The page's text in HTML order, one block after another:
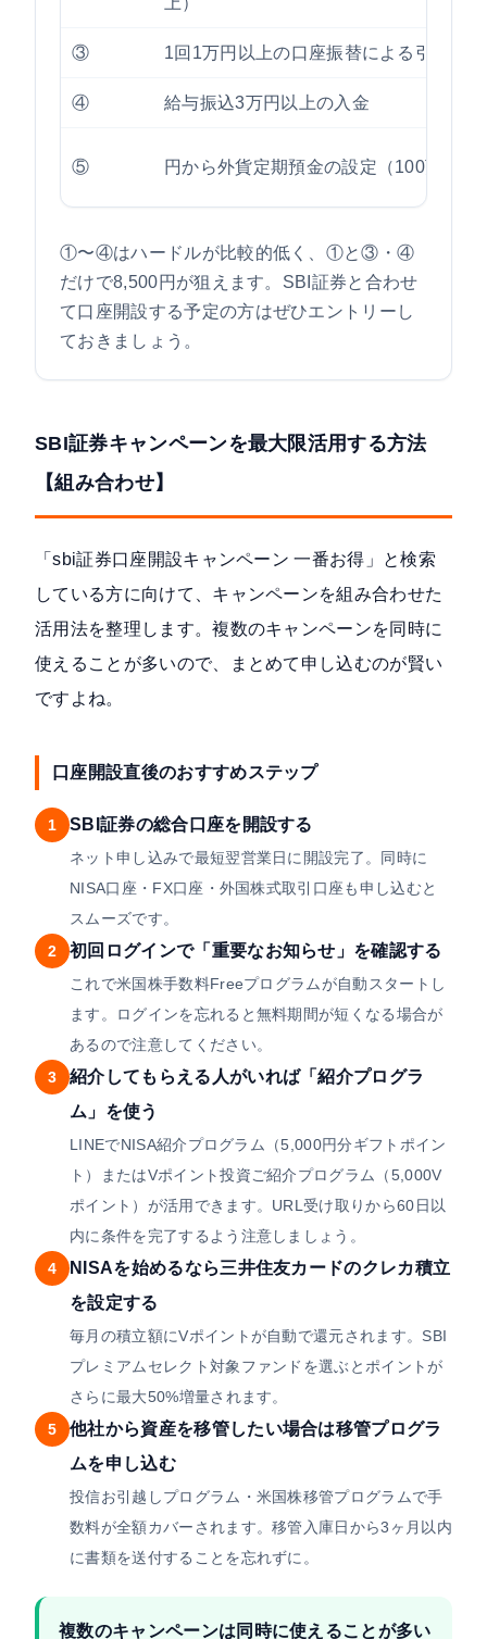
③ 1回1万円以上の口座振替による引き落
④ 給与振込3万円以上の入金
⑤ 円から外貨定期預金の設定（100万円以
①〜④はハードルが比較的低く、①と③・④
だけで8,500円が狙えます。SBI証券と合わせ
て口座開設する予定の方はぜひエントリーし
ておきましょう。
SBI証券キャンペーンを最大限活用する方法
【組み合わせ】
「sbi証券口座開設キャンペーン 一番お得」と検索
している方に向けて、キャンペーンを組み合わせた
活用法を整理します。複数のキャンペーンを同時に
使えることが多いので、まとめて申し込むのが賢い
ですよね。
口座開設直後のおすすめステップ
1 SBI証券の総合口座を開設する
ネット申し込みで最短翌営業日に開設完了。同時に
NISA口座・FX口座・外国株式取引口座も申し込むと
スムーズです。
2
初回ログインで「重要なお知らせ」を確認する
これで米国株手数料Freeプログラムが自動スタートし
ます。ログインを忘れると無料期間が短くなる場合が
あるので注意してください。
3
紹介してもらえる人がいれば「紹介プログラ
ム」を使う
LINEでNISA紹介プログラム（5,000円分ギフトポイン
ト）またはVポイント投資ご紹介プログラム（5,000V
ポイント）が活用できます。URL受け取りから60日以
内に条件を完了するよう注意しましょう。
4
NISAを始めるなら三井住友カードのクレカ積立
を設定する
毎月の積立額にVポイントが自動で還元されます。SBI
プレミアムセレクト対象ファンドを選ぶとポイントが
さらに最大50%増量されます。
5
他社から資産を移管したい場合は移管プログラ
ムを申し込む
投信お引越しプログラム・米国株移管プログラムで手
数料が全額カバーされます。移管入庫日から3ヶ月以内
に書類を送付することを忘れずに。
複数のキャンペーンは同時に使えることが多い